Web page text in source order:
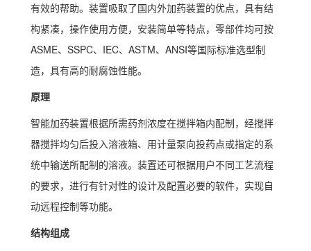
有效的帮助。装置吸取了国内外加药装置的优点，具有结
构紧凑，操作使用方便，安装简单等特点，零部件均可按
ASME、SSPC、IEC、ASTM、ANSI等国际标准选型制
造，具有高的耐腐蚀性能。
原理
智能加药装置根据所需药剂浓度在搅拌箱内配制，经搅拌
器搅拌均匀后投入溶液箱、用计量泵向投药点或指定的系
统中输送所配制的溶液。装置还可根据用户不同工艺流程
的要求，进行有针对性的设计及配置必要的软件，实现自
动远程控制等功能。
结构组成